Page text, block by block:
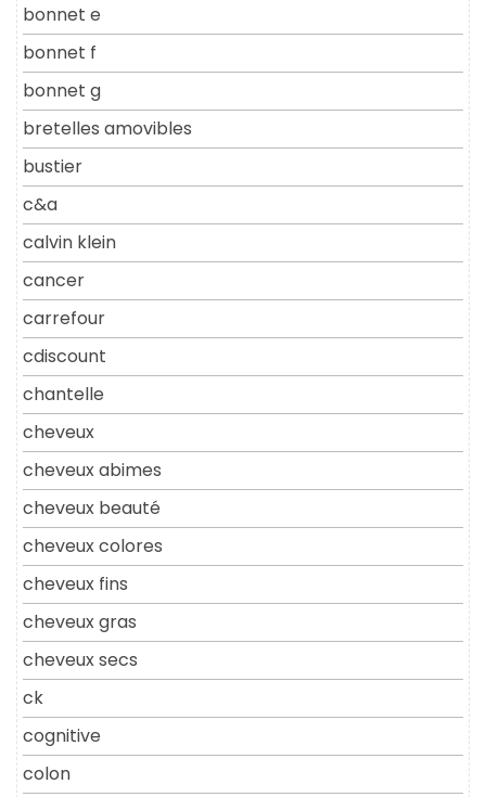
bonnet e
bonnet f
bonnet g
bretelles amovibles
bustier
c&a
calvin klein
cancer
carrefour
cdiscount
chantelle
cheveux
cheveux abimes
cheveux beauté
cheveux colores
cheveux fins
cheveux gras
cheveux secs
ck
cognitive
colon